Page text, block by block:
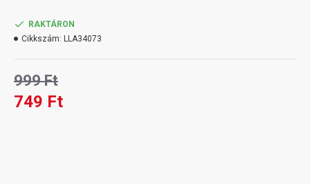
749 Ft
999 Ft
RAKTÁRON
Cikkszám: LLA34073